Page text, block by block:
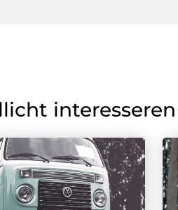
interesseren